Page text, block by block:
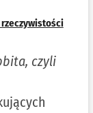
czyli